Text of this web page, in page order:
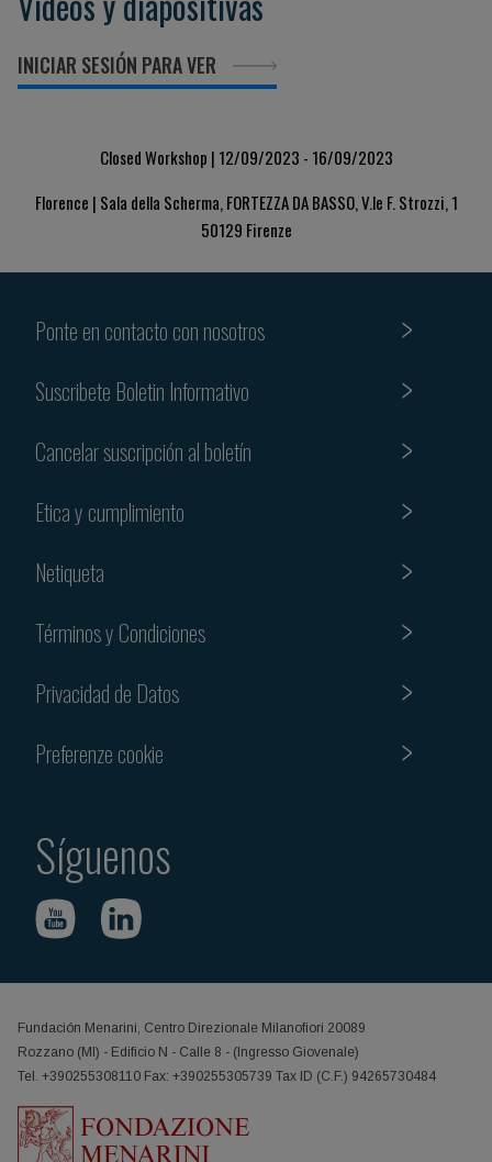
INICIAR SESIÓN PARA VER
Closed Workshop | 12/09/2023 - 16/09/2023
Florence | Sala della Scherma, FORTEZZA DA BASSO, V.le F. Strozzi, 1
50129 Firenze
Ponte en contacto con nosotros
Suscribete Boletin Informativo
Cancelar suscripción al boletín
Etica y cumplimiento
Netiqueta
Términos y Condiciones
Privacidad de Datos
Preferenze cookie
Síguenos
Fundación Menarini, Centro Direzionale Milanofiori 20089
Rozzano (MI) - Edificio N - Calle 8 - (Ingresso Giovenale)
Tel. +390255308110 Fax: +390255305739 Tax ID (C.F.) 94265730484